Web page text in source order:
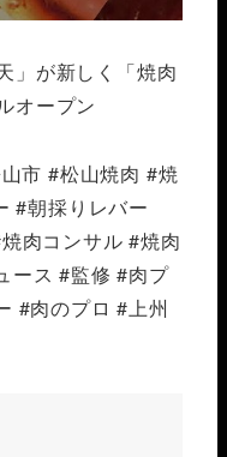
」が新しく「焼肉
オープン️
市 #松山焼肉 #焼
#朝採りレバー
肉コンサル #焼肉
ース #監修 #肉プ
#肉のプロ #上州